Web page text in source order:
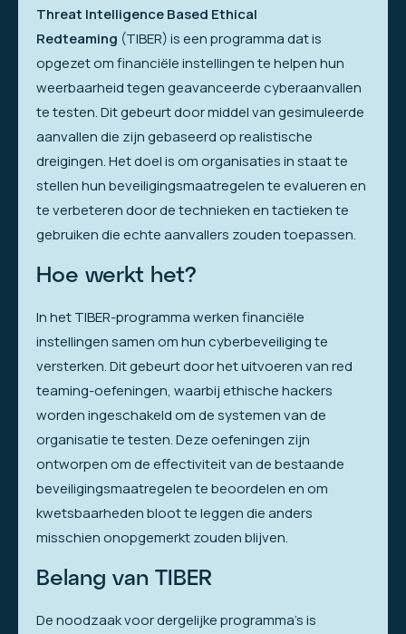
Threat Intelligence Based Ethical
Redteaming (TIBER) is een programma dat is
opgezet om financiële instellingen te helpen hun
weerbaarheid tegen geavanceerde cyberaanvallen
te testen. Dit gebeurt door middel van gesimuleerde
aanvallen die zijn gebaseerd op realistische
dreigingen. Het doel is om organisaties in staat te
stellen hun beveiligingsmaatregelen te evalueren en
te verbeteren door de technieken en tactieken te
gebruiken die echte aanvallers zouden toepassen.
Hoe werkt het?
In het TIBER-programma werken financiële
instellingen samen om hun cyberbeveiliging te
versterken. Dit gebeurt door het uitvoeren van red
teaming-oefeningen, waarbij ethische hackers
worden ingeschakeld om de systemen van de
organisatie te testen. Deze oefeningen zijn
ontworpen om de effectiviteit van de bestaande
beveiligingsmaatregelen te beoordelen en om
kwetsbaarheden bloot te leggen die anders
misschien onopgemerkt zouden blijven.
Belang van TIBER
De noodzaak voor dergelijke programma’s is